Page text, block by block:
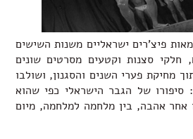
פיצ'רים ישראליים משנות השישים
חלקי סצנות וקטעים מסרטים שונים
מחיקת פערי השנים והסגנון, ושולבו
של הגבר הישראלי כפי שהוא
אחר אהבה, בין מלחמה למלחמה, מיום